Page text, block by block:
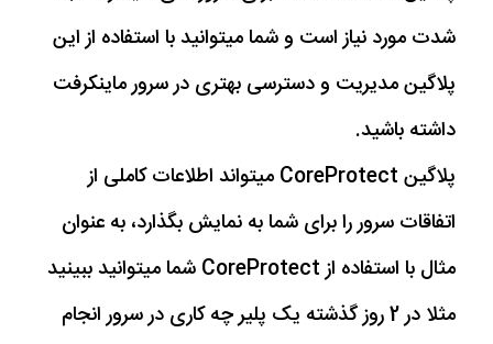
شدت مورد نیاز است و شما میتوانید با استفاده از این
پلاگین مدیریت و دسترسی بهتری در سرور ماینکرفت
داشته باشید.
پلاگین CoreProtect میتواند اطلاعات کاملی از
اتفاقات سرور را برای شما به نمایش بگذارد، به عنوان
مثال با استفاده از CoreProtect شما میتوانید ببینید
مثلا در 2 روز گذشته یک پلیر چه کاری در سرور انجام